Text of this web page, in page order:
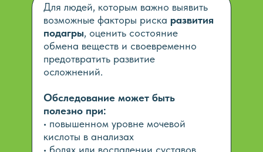
Для людей, которым важно выявить
возможные факторы риска развития
подагры, оценить состояние
обмена веществ и своевременно
предотвратить развитие
осложнений.
Обследование может быть
полезно при:
• повышенном уровне мочевой
кислоты в анализах
• болях или воспалении суставов